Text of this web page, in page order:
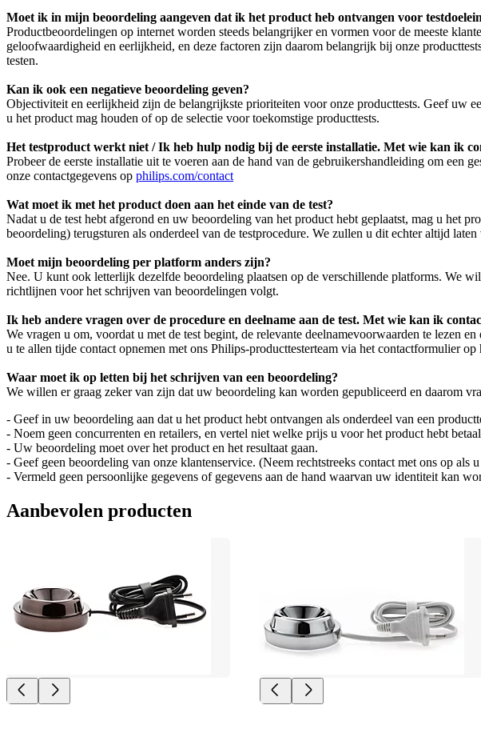
Moet ik in mijn beoordeling aangeven dat ik het product heb ontvangen voor
Productbeoordelingen op internet worden steeds belangrijker en vormen voor de meeste
geloofwaardigheid en eerlijkheid, en deze factoren zijn daarom belangrijk bij onze
testen.
Kan ik ook een negatieve beoordeling geven?
Objectiviteit en eerlijkheid zijn de belangrijkste prioriteiten voor onze producttests. Geef uw
u het product mag houden of op de selectie voor toekomstige producttests.
Het testproduct werkt niet / Ik heb hulp nodig bij de eerste installatie. Met wie kan ik
Probeer de eerste installatie uit te voeren aan de hand van de gebruikershandleiding om
onze contactgegevens op philips.com/contact
Wat moet ik met het product doen aan het einde van de test?
Nadat u de test hebt afgerond en uw beoordeling van het product hebt geplaatst, mag u het
beoordeling) terugsturen als onderdeel van de testprocedure. We zullen u dit echter altijd
Moet mijn beoordeling per platform anders zijn?
Nee. U kunt ook letterlijk dezelfde beoordeling plaatsen op de verschillende platforms. We
richtlijnen voor het schrijven van beoordelingen volgt.
Ik heb andere vragen over de procedure en deelname aan de test. Met wie kan ik
We vragen u om, voordat u met de test begint, de relevante deelnamevoorwaarden te lezen
u te allen tijde contact opnemen met ons Philips-producttesterteam via het contactformulier op
Waar moet ik op letten bij het schrijven van een beoordeling?
We willen er graag zeker van zijn dat uw beoordeling kan worden gepubliceerd en daarom
- Geef in uw beoordeling aan dat u het product hebt ontvangen als onderdeel van een
- Noem geen concurrenten en retailers, en vertel niet welke prijs u voor het product hebt
- Uw beoordeling moet over het product en het resultaat gaan.
- Geef geen beoordeling van onze klantenservice. (Neem rechtstreeks contact met ons op als
- Vermeld geen persoonlijke gegevens of gegevens aan de hand waarvan uw identiteit kan
Aanbevolen producten